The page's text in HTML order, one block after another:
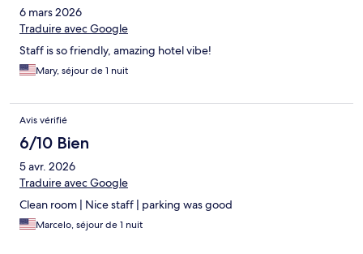
6 mars 2026
Traduire avec Google
Staff is so friendly, amazing hotel vibe!
Mary, séjour de 1 nuit
Avis vérifié
6/10 Bien
5 avr. 2026
Traduire avec Google
Clean room | Nice staff | parking was good
Marcelo, séjour de 1 nuit